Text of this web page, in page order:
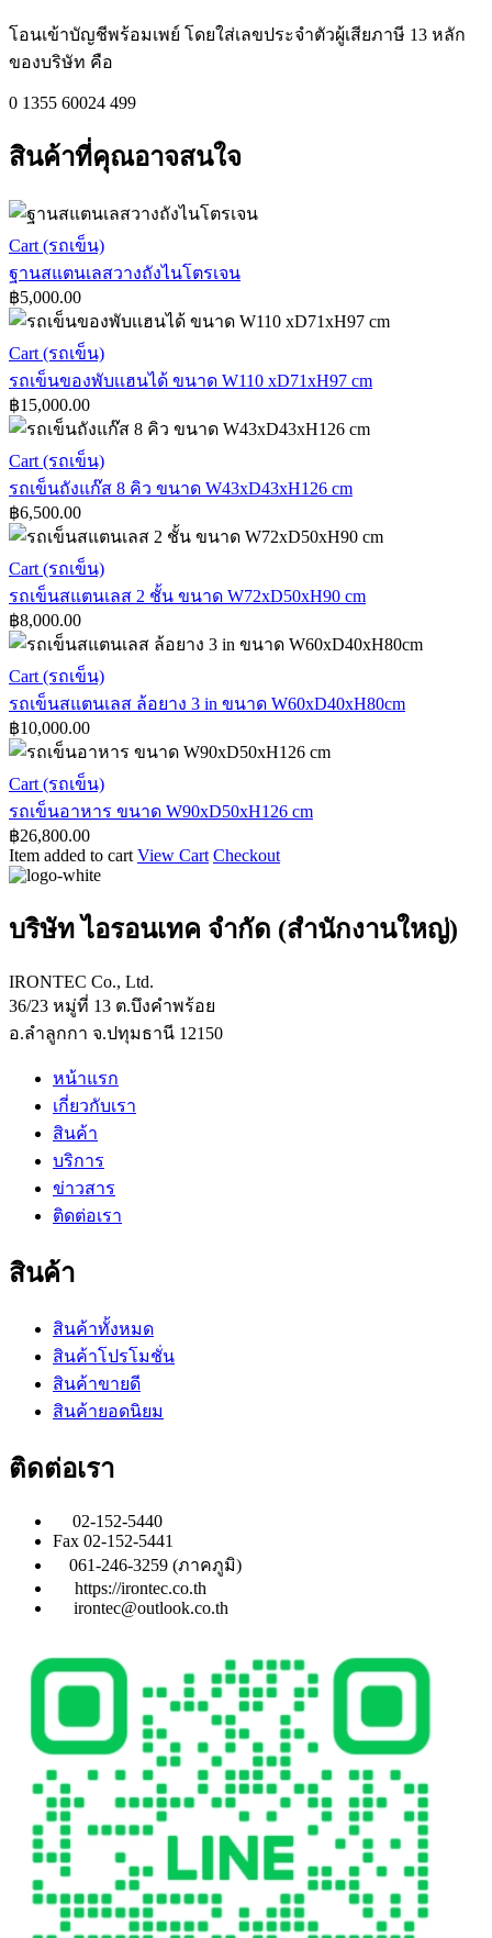
โอนเข้าบัญชีพร้อมเพย์ โดยใส่เลขประจำตัวผู้เสียภาษี 13 หลัก
ของบริษัท คือ
0 1355 60024 499
สินค้าที่คุณอาจสนใจ
ฐาน
ส
แตน
เล
สวาง
ถัง
ไนโตรเจน
Cart (รถเข็น)
ฐานสแตนเลสวางถังไนโตรเจน
฿5,000.00
รถ
เข็น
ของ
พับ
เเฮน
ได้
ขนาด
W110
xD71xH97
cm
Cart (รถเข็น)
รถเข็นของพับเเฮนได้ ขนาด W110 xD71xH97 cm
฿15,000.00
รถ
เข็น
ถัง
แก๊ส
8
คิว
ขนาด
W43xD43xH126
Cart (รถเข็น)
รถเข็นถังแก๊ส 8 คิว ขนาด W43xD43xH126 cm
฿6,500.00
รถ
เข็น
ส
แตน
เลส
2
ชั้น
ขนาด
W72xD50xH90
cm
Cart (รถเข็น)
รถเข็นสแตนเลส 2 ชั้น ขนาด W72xD50xH90 cm
฿8,000.00
รถ
เข็น
ส
แตน
เลส
ล้อ
ยาง
3
in
W60xD40xH80cm
Cart (รถเข็น)
รถเข็นสแตนเลส ล้อยาง 3 in ขนาด W60xD40xH80cm
฿10,000.00
รถ
เข็น
อาหาร
ขนาด
W90xD50xH126
Cart (รถเข็น)
รถเข็นอาหาร ขนาด W90xD50xH126 cm
฿26,800.00
Item added to cart View Cart Checkout
บริษัท ไอรอนเทค จำกัด (สำนักงานใหญ่)
IRONTEC Co., Ltd.
36/23 หมู่ที่ 13 ต.บึงคำพร้อย
อ.ลำลูกกา จ.ปทุมธานี 12150
หน้าแรก
เกี่ยวกับเรา
สินค้า
บริการ
ข่าวสาร
ติดต่อเรา
สินค้า
สินค้าทั้งหมด
สินค้าโปรโมชั่น
สินค้าขายดี
สินค้ายอดนิยม
ติดต่อเรา
02-152-5440
Fax 02-152-5441
061-246-3259 (ภาคภูมิ)
https://irontec.co.th
irontec@outlook.co.th